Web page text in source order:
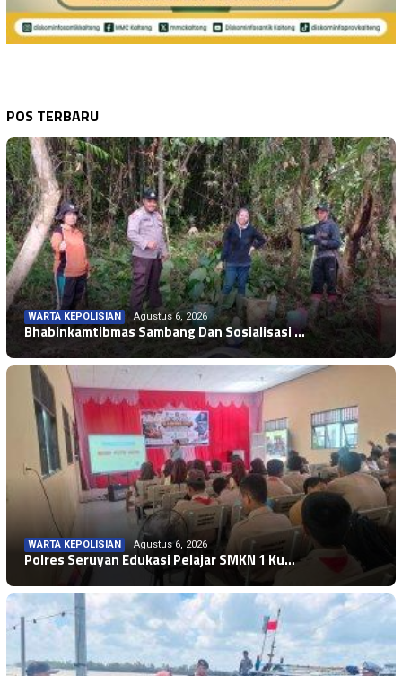
POS TERBARU
WARTA KEPOLISIAN Agustus 6, 2026
Bhabinkamtibmas Sambang Dan Sosialisasi …
WARTA KEPOLISIAN Agustus 6, 2026
Polres Seruyan Edukasi Pelajar SMKN 1 Ku…